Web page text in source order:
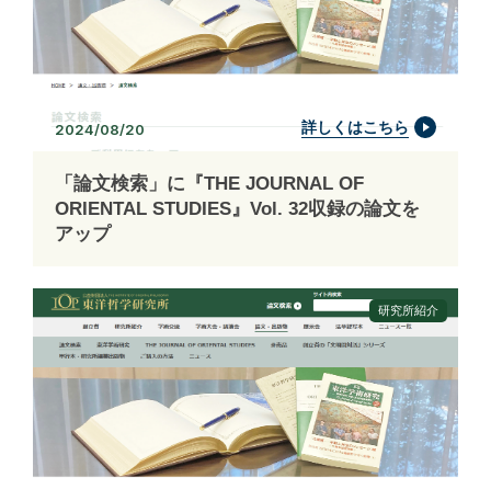
2024/08/20 詳しくはこちら
「論文検索」に『THE JOURNAL OF
ORIENTAL STUDIES』Vol. 32収録の論文を
アップ
研究所紹介